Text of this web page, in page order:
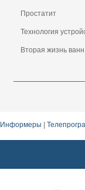
Простатит
Технология
Вторая жизнь ванн
Информеры